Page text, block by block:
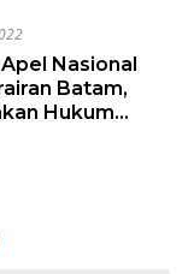
Nasional
Batam,
Hukum